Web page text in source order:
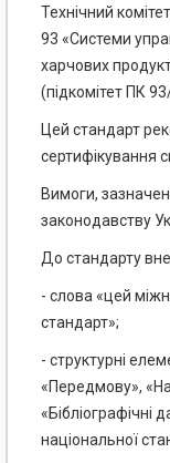
Технічний
93 «Системи
харчових
(підкомітет ПК
Цей стандарт
сертифікування
Вимоги,
законодавству
До стандарту
- слова «цей
стандарт»;
- структурні
«Передмову»,
«Бібліографічні
національної